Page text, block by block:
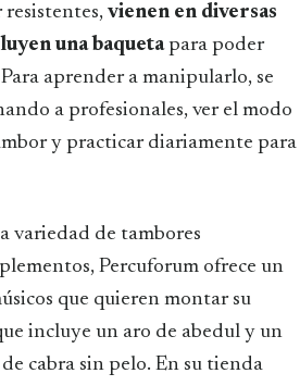
resistentes, vienen en diversas
una baquetapara poder
aprender a manipularlo, se
a profesionales, ver el modo
y practicar diariamente para
variedad de tambores
Percuforum ofrece un
que quieren montar su
incluye un aro de abedul y un
cabra sin pelo. En su tienda